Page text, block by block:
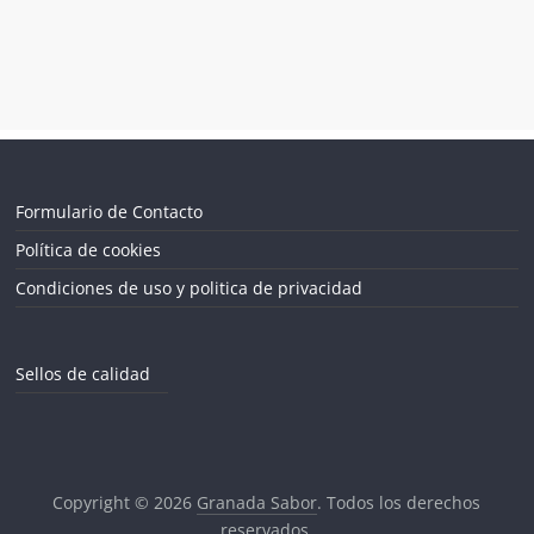
Formulario de Contacto
Política de cookies
Condiciones de uso y politica de privacidad
Sellos de calidad
Copyright © 2026 Granada Sabor. Todos los derechos